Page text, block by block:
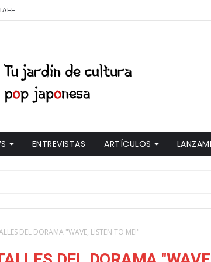
ENTREVISTAS ARTÍCULOS
DEL DORAMA "WAVE, LISTEN TO ME!"